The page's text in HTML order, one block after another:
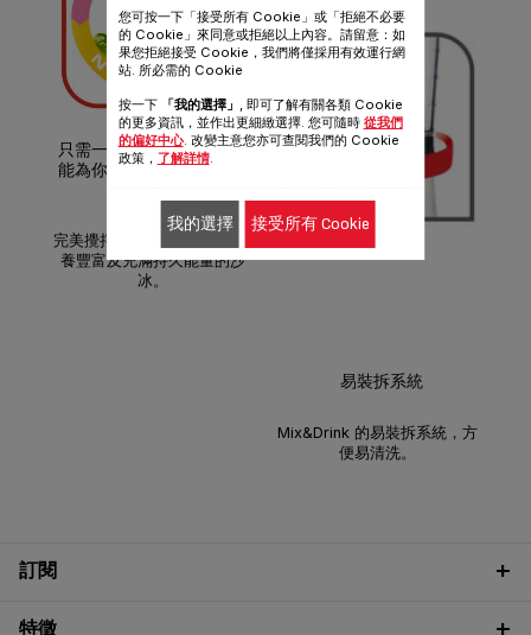
只需一個簡單操作步驟，就
能為你準備大量的纖維與營
完美攪拌水果和蔬菜，享受營
養豐富及充滿持久能量的沙
冰。
易裝拆系統
Mix&Drink 的易裝拆系統，方
便易清洗。
訂閱
特徵
您可按一下「接受所有 Cookie」或「拒絕不必要
的 Cookie」來同意或拒絕以上內容。請留意：如
果您拒絕接受 Cookie，我們將僅採用有效運行網
站. 所必需的 Cookie
按一下 「我的選擇」
, 即可了解有關各類 Cookie
的更多資訊，並作出更細緻選擇. 您可隨時 從我們
的偏好中心. 改變主意您亦可查閱我們的 Cookie
政策， 了解詳情.
我的選擇 接受所有 Cookie